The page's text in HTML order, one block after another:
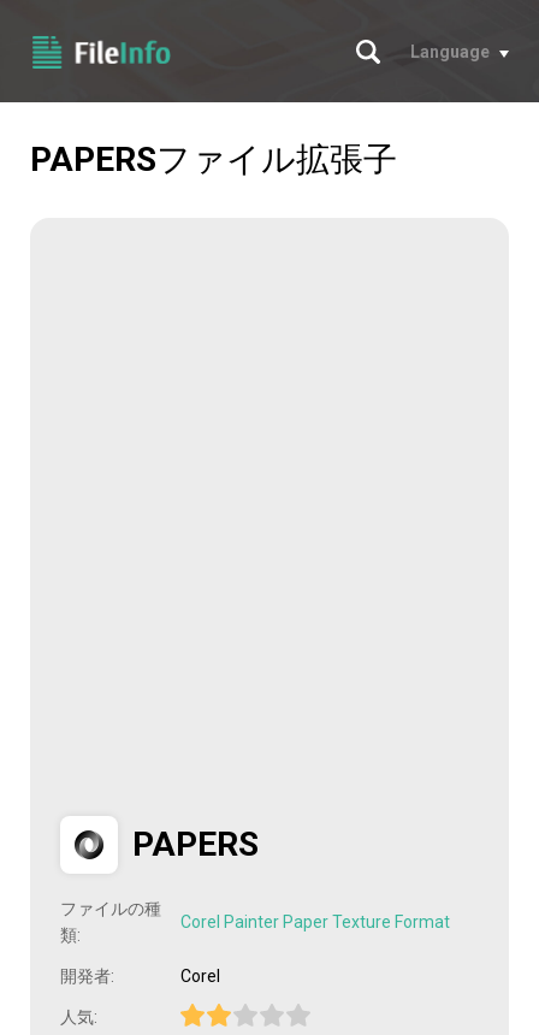
サーチ
Language
PAPERSファイル拡張子
PAPERS
ファイルの種
類:
Corel Painter Paper Texture Format
開発者: Corel
人気: